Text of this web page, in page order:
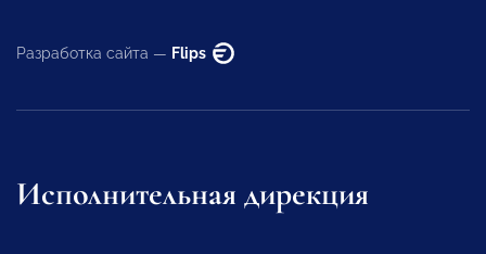
Разработка сайта — Flips
Исполнительная дирекция